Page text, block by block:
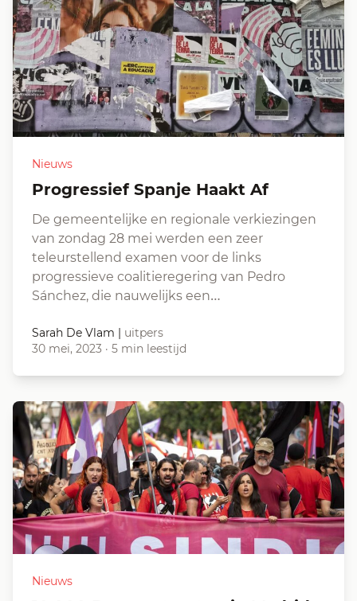
Nieuws
Progressief Spanje Haakt Af
De gemeentelijke en regionale verkiezingen
van zondag 28 mei werden een zeer
teleurstellend examen voor de links
progressieve coalitieregering van Pedro
Sánchez, die nauwelijks een…
Sarah De Vlam | uitpers
30 mei, 2023 · 5 min leestijd
Nieuws